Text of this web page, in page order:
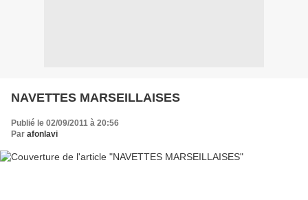
NAVETTES MARSEILLAISES
Publié le 02/09/2011 à 20:56
Par afonlavi